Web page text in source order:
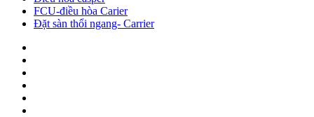
FCU-điều hòa Carier
Đặt sàn thổi ngang- Carrier